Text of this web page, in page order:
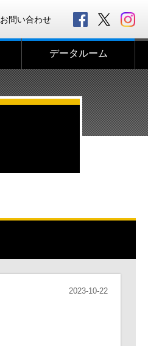
お問い合わせ
データルーム
2023-10-22